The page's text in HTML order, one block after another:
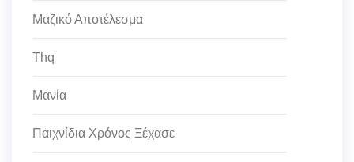
Μαζικό Αποτέλεσμα
Thq
Μανία
Παιχνίδια Χρόνος Ξέχασε